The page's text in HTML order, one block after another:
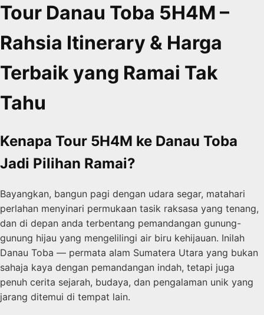
Tour Danau Toba 5H4M –
Rahsia Itinerary & Harga
Terbaik yang Ramai Tak
Tahu
Kenapa Tour 5H4M ke Danau Toba
Jadi Pilihan Ramai?
Bayangkan, bangun pagi dengan udara segar, matahari
perlahan menyinari permukaan tasik raksasa yang tenang,
dan di depan anda terbentang pemandangan gunung-
gunung hijau yang mengelilingi air biru kehijauan. Inilah
Danau Toba — permata alam Sumatera Utara yang bukan
sahaja kaya dengan pemandangan indah, tetapi juga
penuh cerita sejarah, budaya, dan pengalaman unik yang
jarang ditemui di tempat lain.